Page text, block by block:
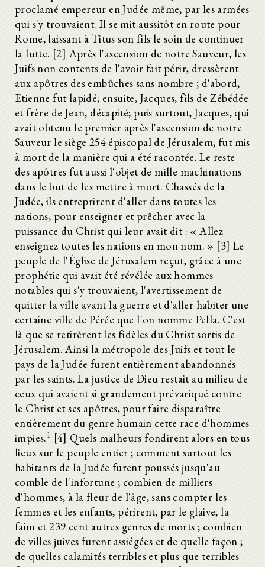
proclamé empereur en Judée même, par les armées
qui s'y trouvaient. Il se mit aussitôt en route pour
Rome, laissant à Titus son fils le soin de continuer
la lutte. [2] Après l'ascension de notre Sauveur, les
Juifs non contents de l'avoir fait périr, dressèrent
aux apôtres des embûches sans nombre ; d'abord,
Etienne fut lapidé; ensuite, Jacques, fils de Zébédée
et frère de Jean, décapité; puis surtout, Jacques, qui
avait obtenu le premier après l'ascension de notre
Sauveur le siège 254 épiscopal de Jérusalem, fut mis
à mort de la manière qui a été racontée. Le reste
des apôtres fut aussi l'objet de mille machinations
dans le but de les mettre à mort. Chassés de la
Judée, ils entreprirent d'aller dans toutes les
nations, pour enseigner et prêcher avec la
puissance du Christ qui leur avait dit : « Allez
enseignez toutes les nations en mon nom. » [3] Le
peuple de l'Église de Jérusalem reçut, grâce à une
prophétie qui avait été révélée aux hommes
notables qui s'y trouvaient, l'avertissement de
quitter la ville avant la guerre et d'aller habiter une
certaine ville de Pérée que l'on nomme Pella. C'est
là que se retirèrent les fidèles du Christ sortis de
Jérusalem. Ainsi la métropole des Juifs et tout le
pays de la Judée furent entièrement abandonnés
par les saints. La justice de Dieu restait au milieu de
ceux qui avaient si grandement prévariqué contre
le Christ et ses apôtres, pour faire disparaître
entièrement du genre humain cette race d'hommes
impies.1 [4] Quels malheurs fondirent alors en tous
lieux sur le peuple entier ; comment surtout les
habitants de la Judée furent poussés jusqu'au
comble de l'infortune ; combien de milliers
d'hommes, à la fleur de l'âge, sans compter les
femmes et les enfants, périrent, par le glaive, la
faim et 239 cent autres genres de morts ; combien
de villes juives furent assiégées et de quelle façon ;
de quelles calamités terribles et plus que terribles